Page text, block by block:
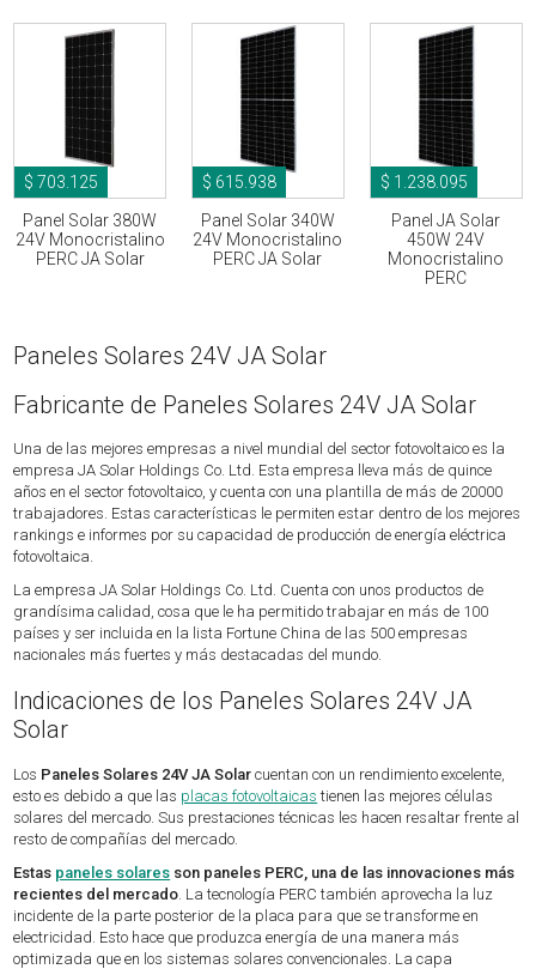
$ 703.125
Panel Solar 380W
24V Monocristalino
PERC JA Solar
$ 615.938
Panel Solar 340W
24V Monocristalino
PERC JA Solar
$ 1.238.095
Panel JA Solar
450W 24V
Monocristalino
PERC
Paneles Solares 24V JA Solar
Fabricante de Paneles Solares 24V JA Solar
Una de las mejores empresas a nivel mundial del sector fotovoltaico es la
empresa JA Solar Holdings Co. Ltd. Esta empresa lleva más de quince
años en el sector fotovoltaico, y cuenta con una plantilla de más de 20000
trabajadores. Estas características le permiten estar dentro de los mejores
rankings e informes por su capacidad de producción de energía eléctrica
fotovoltaica.
La empresa JA Solar Holdings Co. Ltd. Cuenta con unos productos de
grandísima calidad, cosa que le ha permitido trabajar en más de 100
países y ser incluida en la lista Fortune China de las 500 empresas
nacionales más fuertes y más destacadas del mundo.
Indicaciones de los Paneles Solares 24V JA
Solar
Los Paneles Solares 24V JA Solar cuentan con un rendimiento excelente,
esto es debido a que las placas fotovoltaicas tienen las mejores células
solares del mercado. Sus prestaciones técnicas les hacen resaltar frente al
resto de compañías del mercado.
Estas paneles solares son paneles PERC, una de las innovaciones más
recientes del mercado . La tecnología PERC también aprovecha la luz
incidente de la parte posterior de la placa para que se transforme en
electricidad. Esto hace que produzca energía de una manera más
optimizada que en los sistemas solares convencionales. La capa